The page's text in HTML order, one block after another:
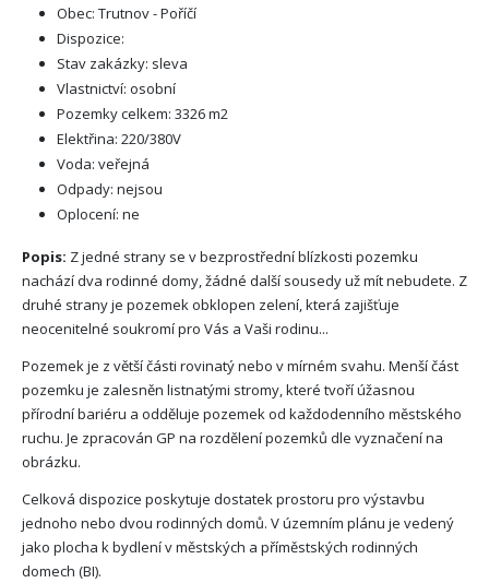
Obec: Trutnov - Poříčí
Dispozice:
Stav zakázky: sleva
Vlastnictví: osobní
Pozemky celkem: 3326 m2
Elektřina: 220/380V
Voda: veřejná
Odpady: nejsou
Oplocení: ne
Popis: Z jedné strany se v bezprostřední blízkosti pozemku
nachází dva rodinné domy, žádné další sousedy už mít nebudete. Z
druhé strany je pozemek obklopen zelení, která zajišťuje
neocenitelné soukromí pro Vás a Vaši rodinu...
Pozemek je z větší části rovinatý nebo v mírném svahu. Menší část
pozemku je zalesněn listnatými stromy, které tvoří úžasnou
přírodní bariéru a odděluje pozemek od každodenního městského
ruchu. Je zpracován GP na rozdělení pozemků dle vyznačení na
obrázku.
Celková dispozice poskytuje dostatek prostoru pro výstavbu
jednoho nebo dvou rodinných domů. V územním plánu je vedený
jako plocha k bydlení v městských a příměstských rodinných
domech (BI).